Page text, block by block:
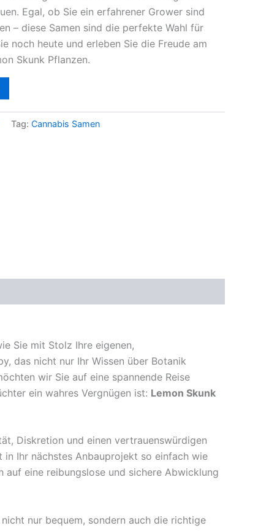
Egal, ob Sie ein erfahrener Grower sind
– diese Samen sind die perfekte Wahl für
noch heute und erleben Sie die Freude am
Skunk Pflanzen.
Tag: Cannabis Samen
Sie mit Stolz Ihre eigenen,
das nicht nur Ihr Wissen über Botanik
wir Sie auf eine spannende Reise
ein wahres Vergnügen ist: Lemon Skunk
Diskretion und einen vertrauenswürdigen
in Ihr nächstes Anbauprojekt so einfach wie
auf eine reibungslose und sichere Abwicklung
nur bequem, sondern auch die richtige